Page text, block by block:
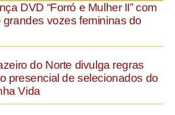
DVD “Forró e Mulher II” com
grandes vozes femininas do
do Norte divulga regras
presencial de selecionados do
Vida